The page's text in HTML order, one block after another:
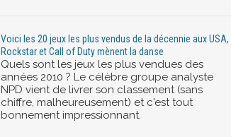
Voici les 20 jeux les plus vendus de la décennie aux USA,
Rockstar et Call of Duty mènent la danse
Quels sont les jeux les plus vendues des
années 2010 ? Le célèbre groupe analyste
NPD vient de livrer son classement (sans
chiffre, malheureusement) et c'est tout
bonnement impressionnant.